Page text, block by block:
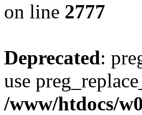
on line 2777
Deprecated:
use
/www/htdocs/